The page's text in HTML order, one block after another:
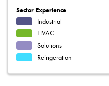
Sector Experience
Industrial
HVAC
Solutions
Refrigeration